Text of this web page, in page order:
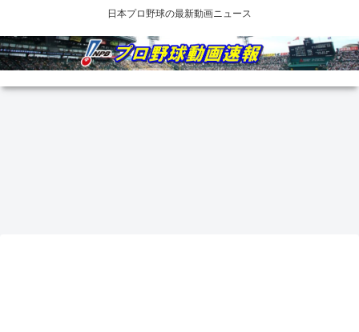
日本プロ野球の最新動画ニュース